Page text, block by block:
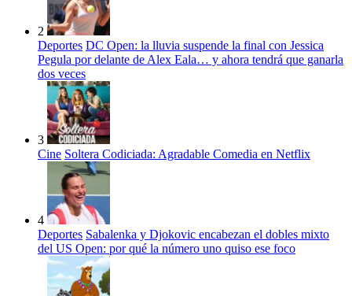
2
Deportes DC Open: la lluvia suspende la final con Jessica
Pegula por delante de Alex Eala… y ahora tendrá que ganarla
dos veces
3
Cine Soltera Codiciada: Agradable Comedia en Netflix
4
Deportes Sabalenka y Djokovic encabezan el dobles mixto
del US Open: por qué la número uno quiso ese foco